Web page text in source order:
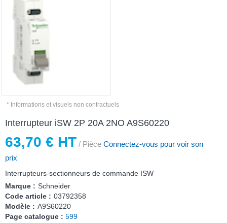
* Informations et visuels non contractuels
Interrupteur iSW 2P 20A 2NO A9S60220
63,70 € HT / Pièce Connectez-vous pour voir son
prix
Interrupteurs-sectionneurs de commande ISW
Marque : Schneider
Code article : 03792358
Modèle : A9S60220
Page catalogue : 599